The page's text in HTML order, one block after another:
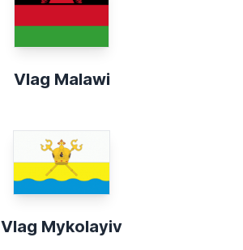
Vlag Malawi
Vlag Mykolayiv